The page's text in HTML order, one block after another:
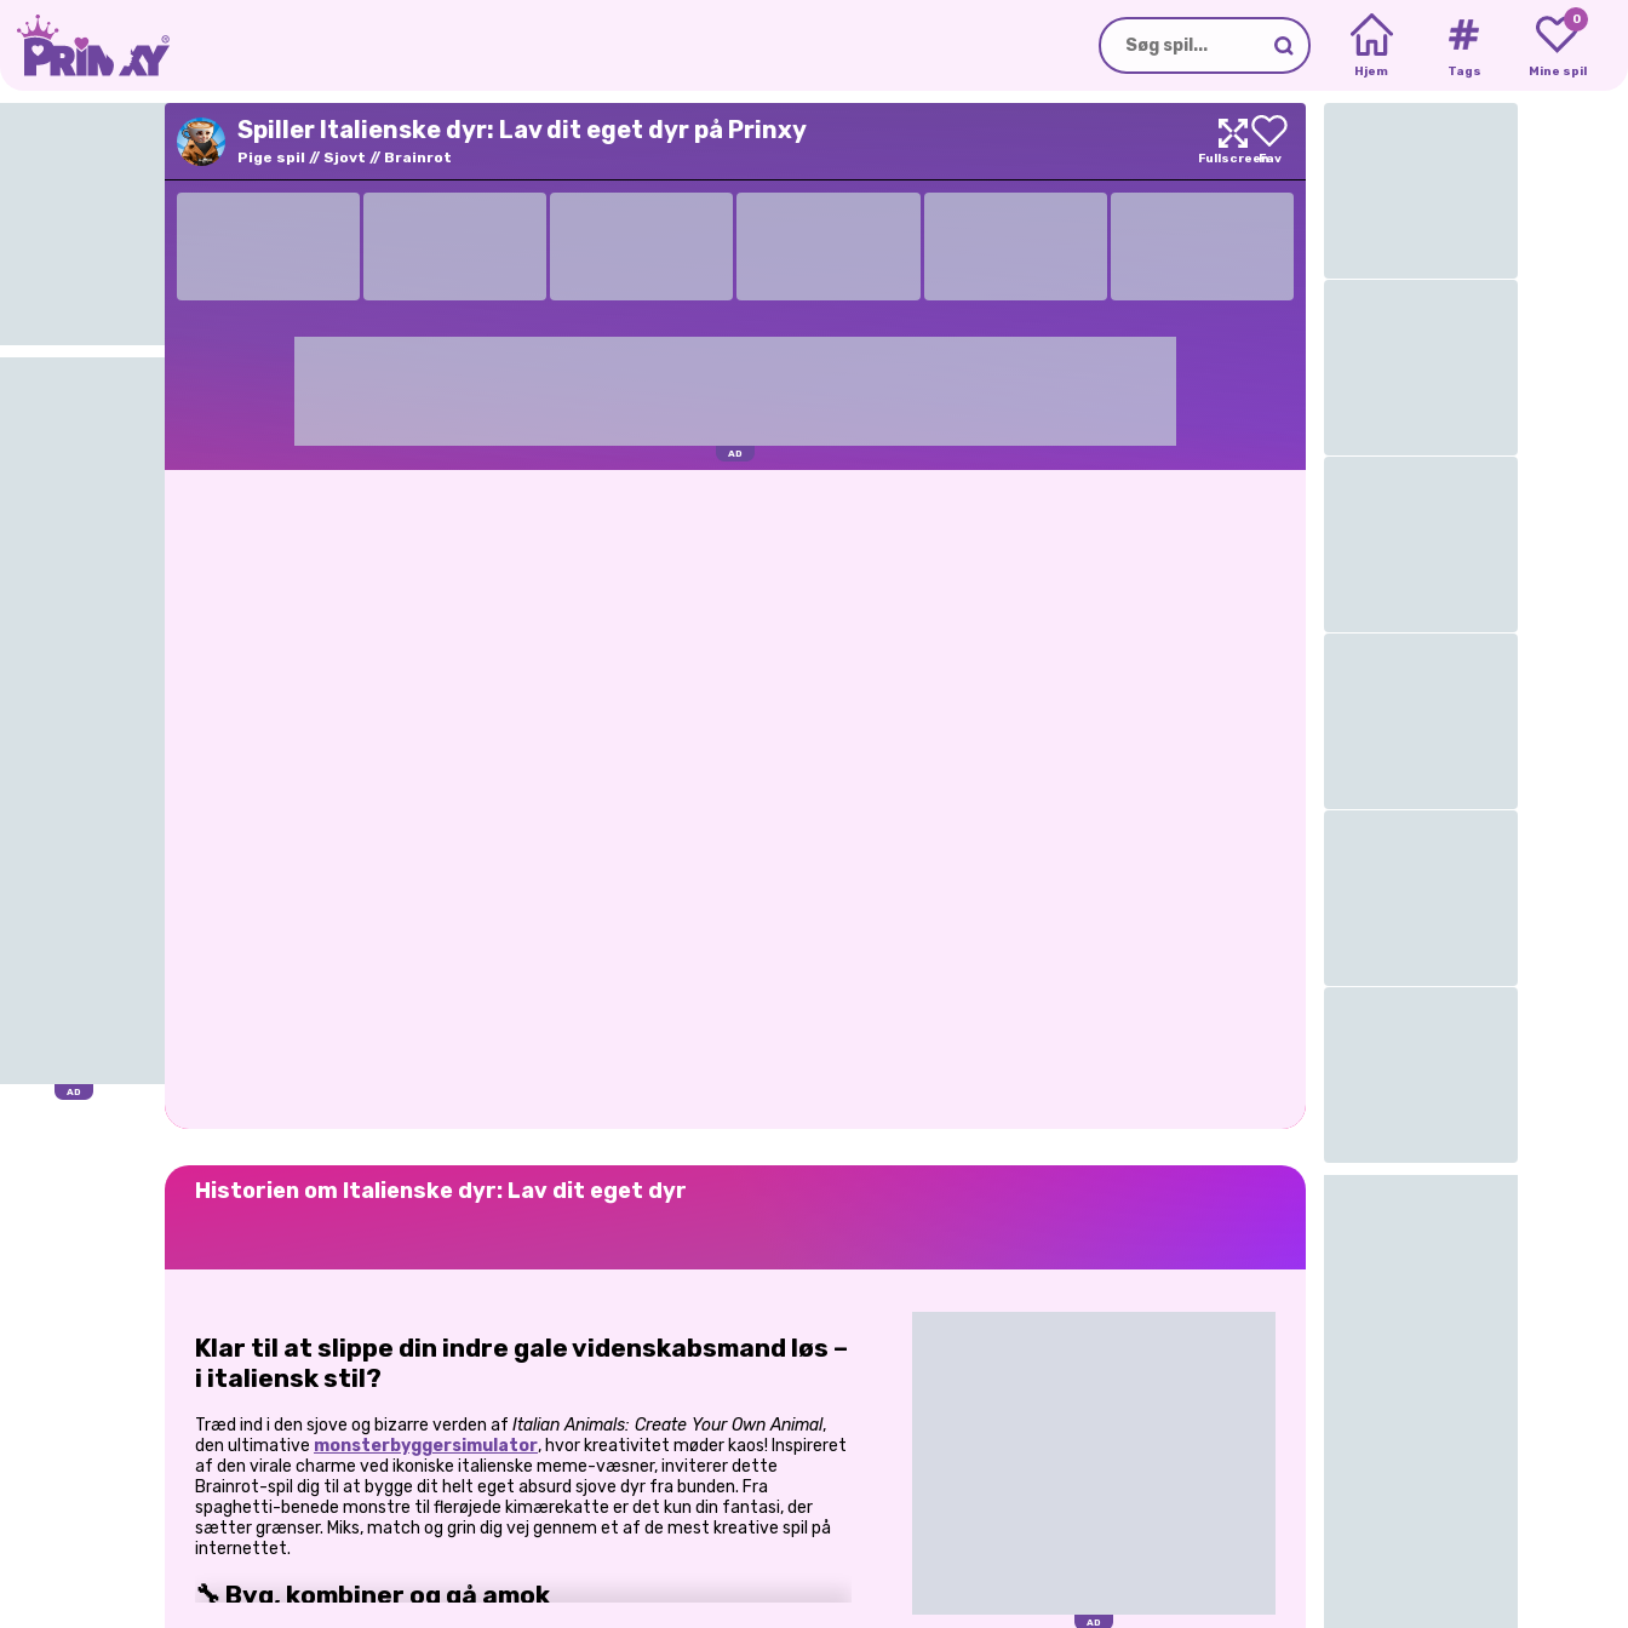
Hjem Tags
0
Mine spil
Spiller Italienske dyr: Lav dit eget dyr på Prinxy
Pige spil Sjovt Brainrot
Historien om Italienske dyr: Lav dit eget dyr
Klar til at slippe din indre gale videnskabsmand løs –
i italiensk stil?
Træd ind i den sjove og bizarre verden af Italian Animals: Create Your Own Animal,
den ultimative monsterbyggersimulator, hvor kreativitet møder kaos! Inspireret
af den virale charme ved ikoniske italienske meme-væsner, inviterer dette
Brainrot-spil dig til at bygge dit helt eget absurd sjove dyr fra bunden. Fra
spaghetti-benede monstre til flerøjede kimærekatte er det kun din fantasi, der
sætter grænser. Miks, match og grin dig vej gennem et af de mest kreative spil på
internettet.
🔧 Byg, kombiner og gå amok